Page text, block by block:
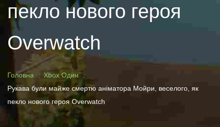
пекло нового героя
Overwatch
Головна
Xbox Один
Рукава були майже смертю аніматора Мойри, веселого, як
пекло нового героя Overwatch